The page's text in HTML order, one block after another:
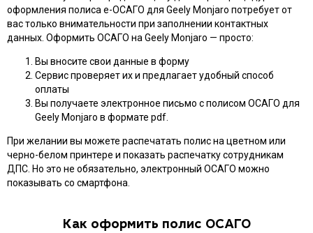
оформления полиса e-ОСАГО для Geely Monjaro потребует от
вас только внимательности при заполнении контактных
данных. Оформить ОСАГО на Geely Monjaro — просто:
Вы вносите свои данные в форму
Сервис проверяет их и предлагает удобный способ
оплаты
Вы получаете электронное письмо с полисом ОСАГО для
Geely Monjaro в формате pdf.
При желании вы можете распечатать полис на цветном или
черно-белом принтере и показать распечатку сотрудникам
ДПС. Но это не обязательно, электронный ОСАГО можно
показывать со смартфона.
Как оформить полис ОСАГО